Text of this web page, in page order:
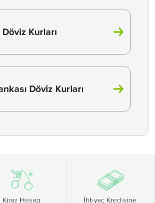
Kurları
Döviz Kurları
Kiraz Hesap
İhtiyaç Kredisine